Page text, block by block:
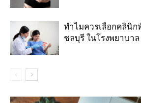
ทำไมควรเลือกคลินิก
ชลบุรี ในโรงพยาบาล